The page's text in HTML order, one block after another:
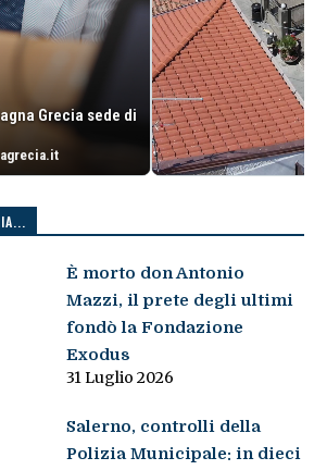
Grecia sede di
È morto don Antonio
Mazzi, il prete degli ultimi
fondò la Fondazione
Exodus
31 Luglio 2026
Salerno, controlli della
Polizia Municipale: in dieci